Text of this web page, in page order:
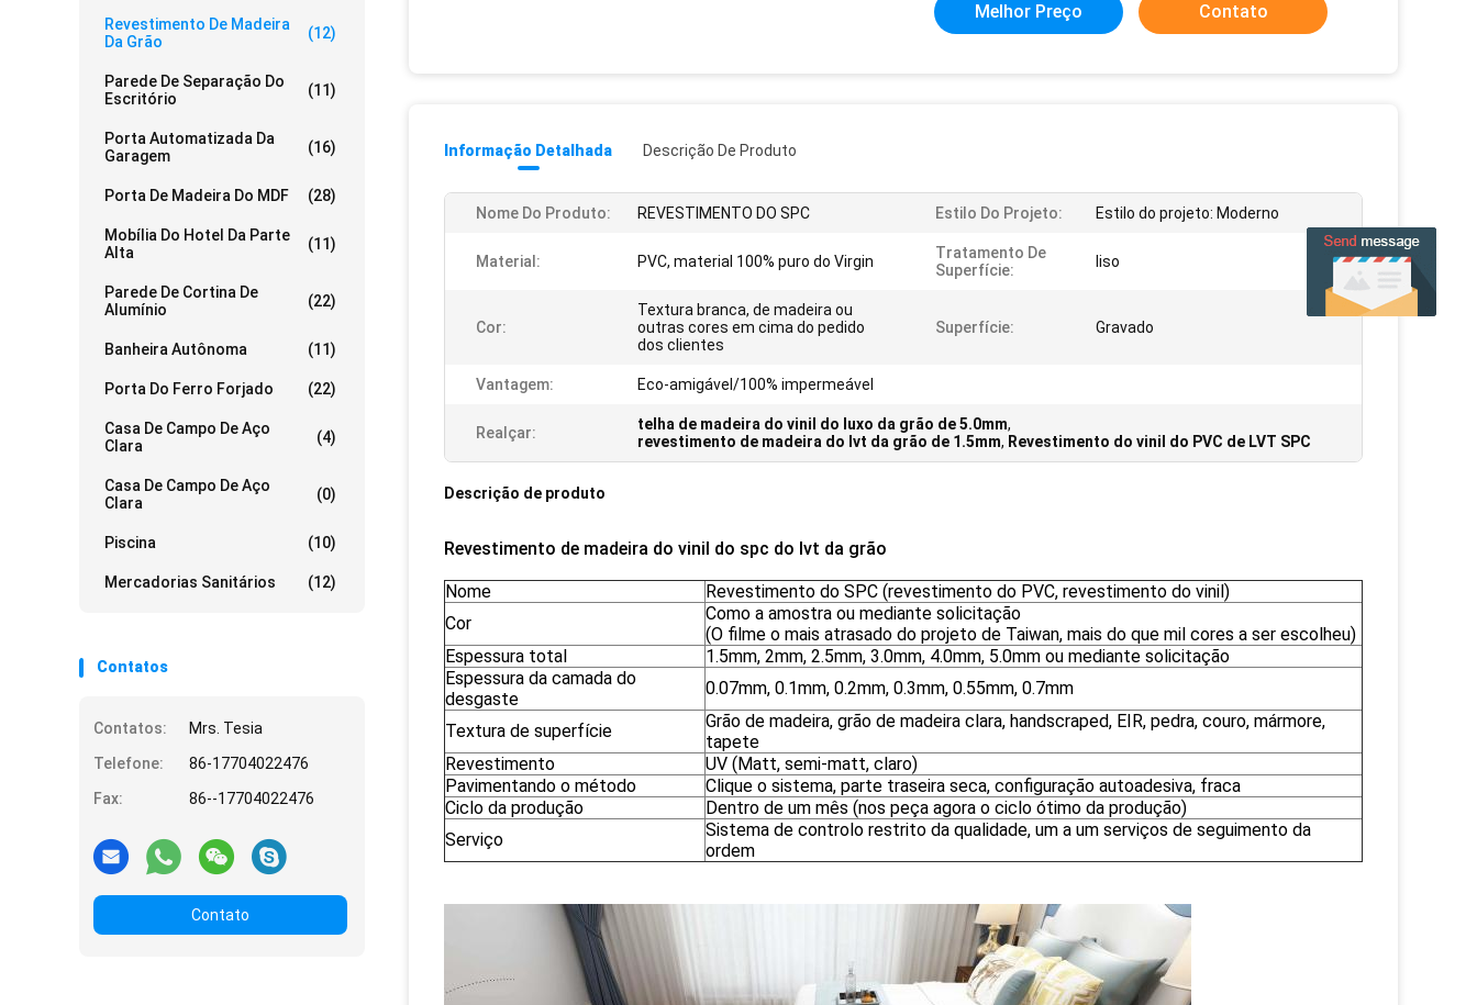
Revestimento De Madeira
Da Grão
(12)
Parede De Separação Do
Escritório
(11)
Porta Automatizada Da
Garagem
(16)
Porta De Madeira Do MDF (28)
Mobília Do Hotel Da Parte
Alta
(11)
Parede De Cortina De
Alumínio
(22)
Banheira Autônoma (11)
Porta Do Ferro Forjado (22)
Casa De Campo De Aço
Clara
(4)
Casa De Campo De Aço
Clara
(0)
Piscina (10)
Mercadorias Sanitários (12)
Contatos
Contatos:
Mrs. Tesia
Telefone:
86-17704022476
Fax:
86--17704022476
Contato
Melhor Preço Contato
Informação Detalhada Descrição De Produto
Nome Do Produto: REVESTIMENTO DO SPC Estilo Do Projeto: Estilo do projeto: Moderno
Material: PVC, material 100% puro do Virgin
Tratamento De
Superfície:
liso
Cor:
Textura branca, de madeira ou
outras cores em cima do pedido
dos clientes
Superfície: Gravado
Vantagem: Eco-amigável/100% impermeável
Realçar: telha de madeira do vinil do luxo da grão de 5.0mm,
revestimento de madeira do lvt da grão de 1.5mm, Revestimento do vinil do PVC de LVT SPC
Descrição de produto
Revestimento de madeira do vinil do spc do lvt da grão
Nome
Revestimento do SPC (revestimento do PVC, revestimento do vinil)
Cor
Como a amostra ou mediante solicitação
(O filme o mais atrasado do projeto de Taiwan, mais do que mil cores a ser escolheu)
Espessura total
1.5mm, 2mm, 2.5mm, 3.0mm, 4.0mm, 5.0mm ou mediante solicitação
Espessura da camada do
desgaste
0.07mm, 0.1mm, 0.2mm, 0.3mm, 0.55mm, 0.7mm
Textura de superfície
Grão de madeira, grão de madeira clara, handscraped, EIR, pedra, couro, mármore,
tapete
Revestimento
UV (Matt, semi-matt, claro)
Pavimentando o método
Clique o sistema, parte traseira seca, configuração autoadesiva, fraca
Ciclo da produção
Dentro de um mês (nos peça agora o ciclo ótimo da produção)
Serviço
Sistema de controlo restrito da qualidade, um a um serviços de seguimento da
ordem